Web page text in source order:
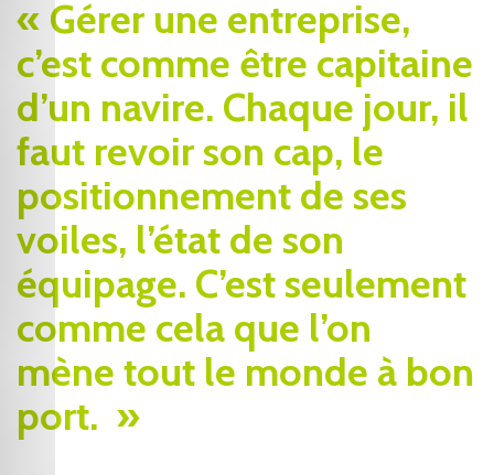
« Gérer une entreprise,
c’est comme être capitaine
d’un navire. Chaque jour, il
faut revoir son cap, le
positionnement de ses
voiles, l’état de son
équipage. C’est seulement
comme cela que l’on
mène tout le monde à bon
port. »